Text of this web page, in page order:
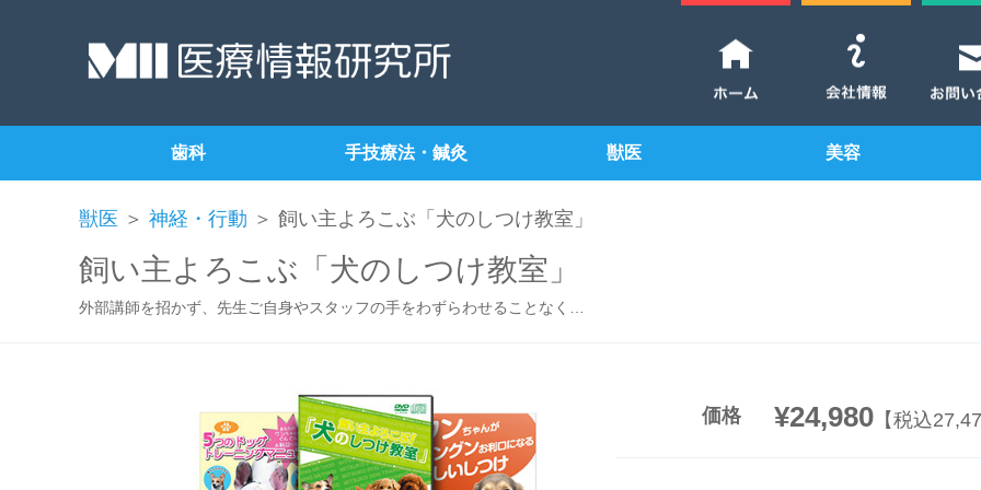
歯科 手技療法・鍼灸 獣医 美容
獣医 ＞ 神経・行動 ＞ 飼い主よろこぶ「犬のしつけ教室」
飼い主よろこぶ「犬のしつけ教室」
外部講師を招かず、先生ご自身やスタッフの手をわずらわせることなく…
価格 ¥24,980 【税込